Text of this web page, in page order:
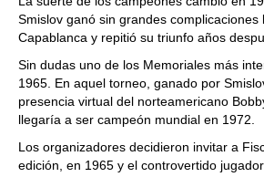
Smislov ganó sin grandes
Capablanca y repitió su triunfo años
Sin dudas uno de los Memoriales más
1965. En aquel torneo, ganado por
presencia virtual del norteamericano
llegaría a ser campeón mundial en 1972.
Los organizadores decidieron invitar a
edición, en 1965 y el controvertido